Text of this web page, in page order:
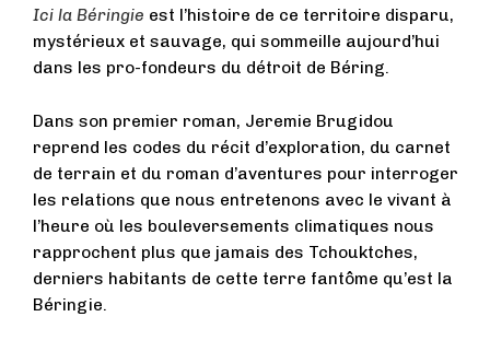
Ici la Béringie est l’histoire de ce territoire disparu,
mystérieux et sauvage, qui sommeille aujourd’hui
dans les pro-fondeurs du détroit de Béring.
Dans son premier roman, Jeremie Brugidou
reprend les codes du récit d’exploration, du carnet
de terrain et du roman d’aventures pour interroger
les relations que nous entretenons avec le vivant à
l’heure où les bouleversements climatiques nous
rapprochent plus que jamais des Tchouktches,
derniers habitants de cette terre fantôme qu’est la
Béringie.